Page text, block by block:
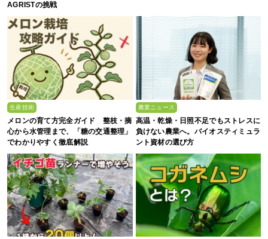
AGRISTの挑戦
生産技術
メロンの育て方完全ガイド 整枝・摘
心から水管理まで、「糖の交通整理」
でわかりやすく徹底解説
農業ニュース
高温・乾燥・日照不足でもストレスに
負けない農業へ。バイオスティミュラ
ント資材の選び方